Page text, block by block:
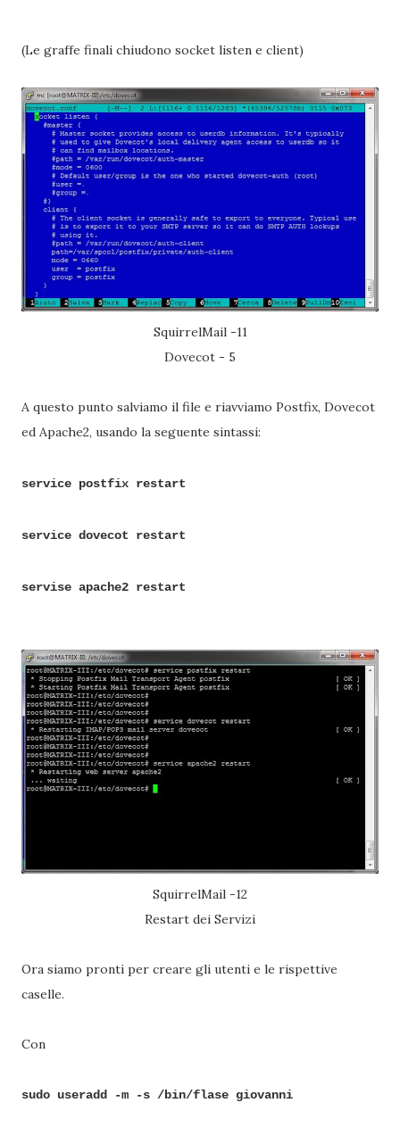
(Le graffe finali chiudono socket listen e client)
SquirrelMail -11
Dovecot - 5
A questo punto salviamo il file e riavviamo Postfix, Dovecot
ed Apache2, usando la seguente sintassi:
service postfix restart
service dovecot restart
servise apache2 restart
SquirrelMail -12
Restart dei Servizi
Ora siamo pronti per creare gli utenti e le rispettive
caselle.
Con
sudo useradd -m -s /bin/flase giovanni